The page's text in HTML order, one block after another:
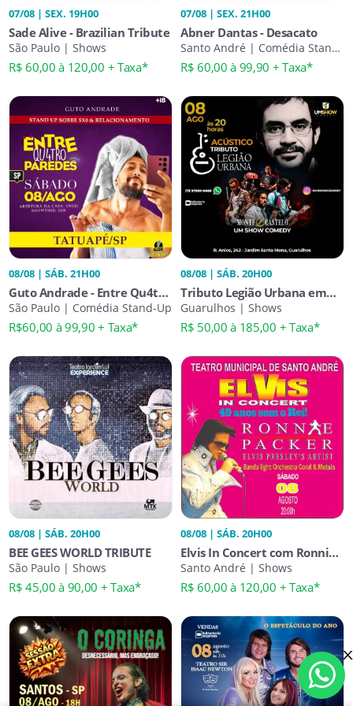
07/08 | SEX. 19H00
Sade Alive - Brazilian Tribute
São Paulo | Shows
R$ 60,00 à 120,00 + Taxa*
07/08 | SEX. 21H00
Abner Dantas - Desacato
Santo André | Comédia Stand-
Up
R$ 60,00 à 99,90 + Taxa*
08/08 | SÁB. 21H00
Guto Andrade - Entre Qu4tro
Paredes
São Paulo | Comédia Stand-Up
R$60,00 à 99,90 + Taxa*
08/08 | SÁB. 20H00
Tributo Legião Urbana em
Guarulhos - Banda Monte
Castelo
Guarulhos | Shows
R$ 50,00 à 185,00 + Taxa*
08/08 | SÁB. 20H00
BEE GEES WORLD TRIBUTE
São Paulo | Shows
R$ 45,00 à 90,00 + Taxa*
08/08 | SÁB. 20H00
Elvis In Concert com Ronnie
Packer - 49 Anos Sem o Rei!
Santo André | Shows
R$ 60,00 à 120,00 + Taxa*